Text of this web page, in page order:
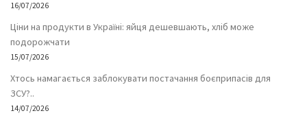
16/07/2026
Ціни на продукти в Україні: яйця дешевшають, хліб може
подорожчати
15/07/2026
Хтось намагається заблокувати постачання боєприпасів для
ЗСУ?..
14/07/2026